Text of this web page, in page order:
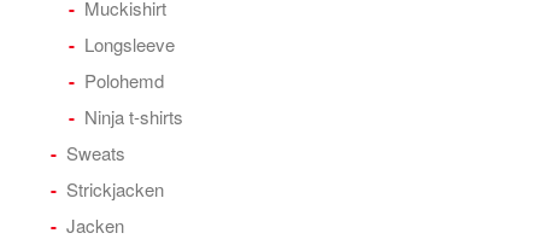
Muckishirt
Longsleeve
Polohemd
Ninja t-shirts
Sweats
Strickjacken
Jacken